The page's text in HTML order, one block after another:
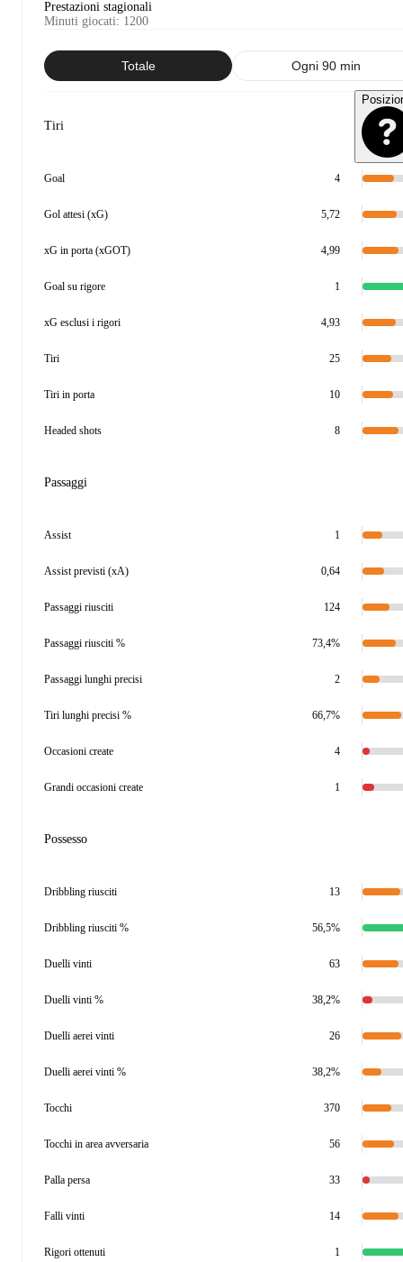
Prestazioni stagionali
Minuti giocati: 1200
Totale Ogni 90 min
Tiri
Goal 4
Gol attesi (xG) 5,72
xG in porta (xGOT) 4,99
Goal su rigore 1
xG esclusi i rigori 4,93
Tiri 25
Tiri in porta 10
Headed shots 8
Passaggi
Assist 1
Assist previsti (xA) 0,64
Passaggi riusciti 124
Passaggi riusciti % 73,4%
Passaggi lunghi precisi 2
Tiri lunghi precisi % 66,7%
Occasioni create 4
Grandi occasioni create 1
Possesso
Dribbling riusciti 13
Dribbling riusciti % 56,5%
Duelli vinti 63
Duelli vinti % 38,2%
Duelli aerei vinti 26
Duelli aerei vinti % 38,2%
Tocchi 370
Tocchi in area avversaria 56
Palla persa 33
Falli vinti 14
Rigori ottenuti 1